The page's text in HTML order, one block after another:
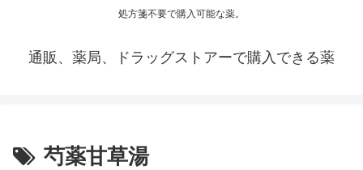
処方箋不要で購入可能な薬。
通販、薬局、ドラッグストアーで購入できる薬
芍薬甘草湯